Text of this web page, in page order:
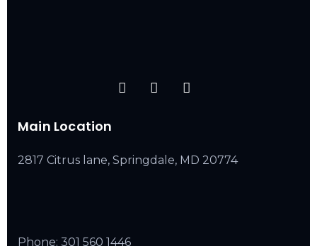
Main Location
2817 Citrus lane, Springdale, MD 20774
Phone: 301 560 1446